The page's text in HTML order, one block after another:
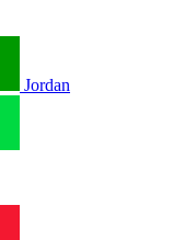
Jordan